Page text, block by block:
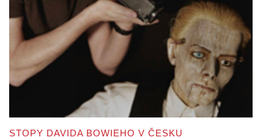
STOPY DAVIDA BOWIEHO V ČESKU